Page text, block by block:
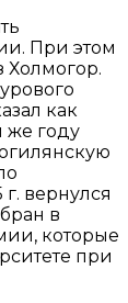
При этом
Холмогор.
как
же году
вернулся
в
которые
при